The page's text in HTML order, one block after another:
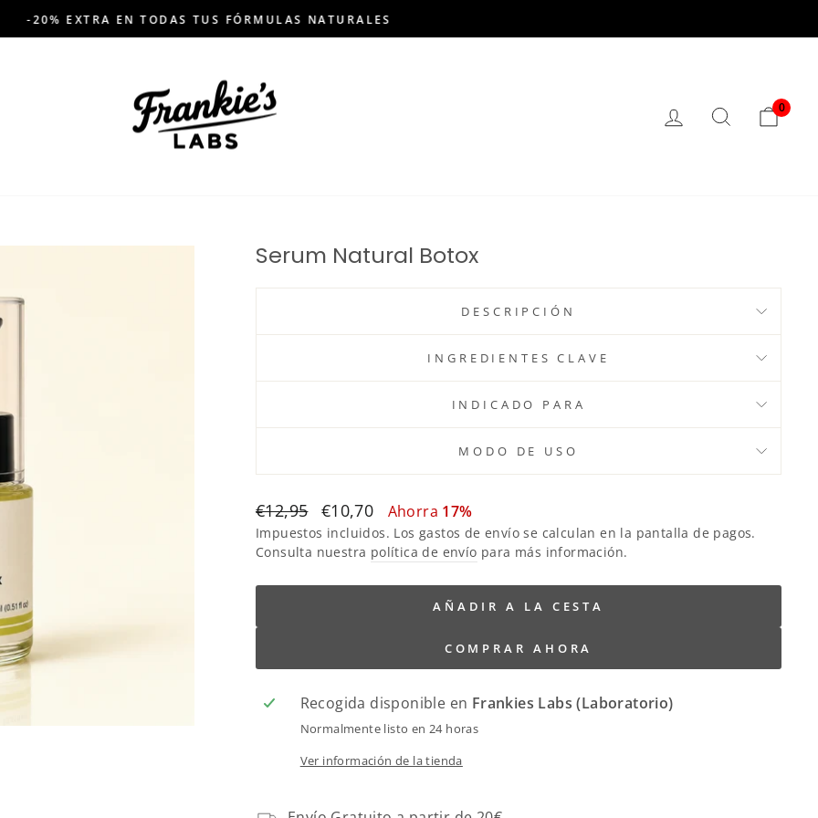
Pausar
de
diapositivas
-20% EXTRA EN TODAS TUS FÓRMULAS NATURALES
ACCESOBUSCAR
0
Serum Natural Botox
DESCRIPCIÓN
INGREDIENTES CLAVE
INDICADO PARA
MODO DE USO
Translation
missing:
es.products.general.regular_price
€12,95
Translation
missing:
es.products.general.sale_price
€10,70 Ahorra 17%
Impuestos incluidos. Los gastos de envío se calculan en la pantalla de pagos.
Consulta nuestra política de envío para más información.
AÑADIR A LA CESTA
COMPRAR AHORA
Recogida disponible en Frankies Labs (Laboratorio)
Normalmente listo en 24 horas
Ver información de la tienda